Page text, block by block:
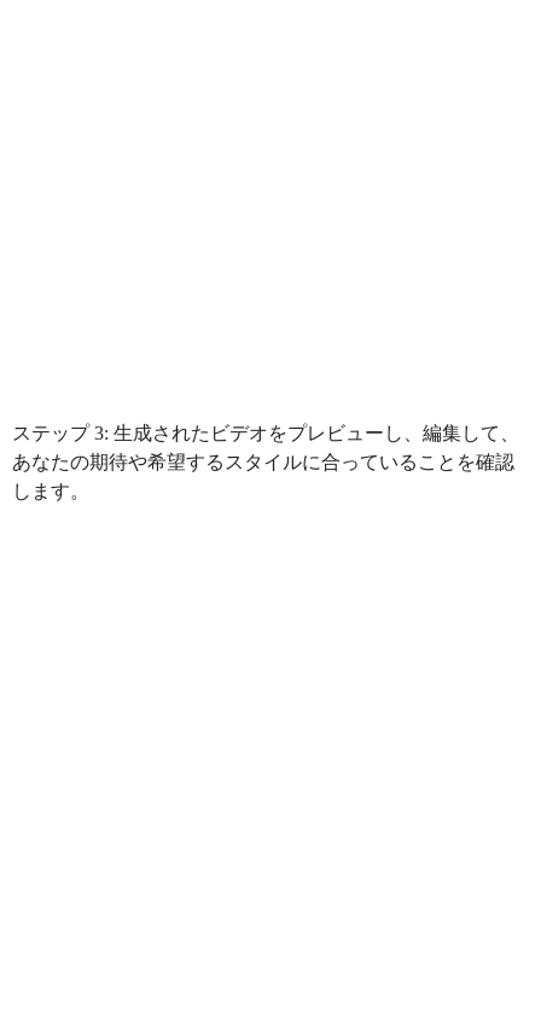
ステップ 3: 生成されたビデオをプレビューし、編集して、
あなたの期待や希望するスタイルに合っていることを確認
します。